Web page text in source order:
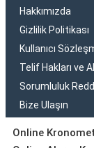
Hakkımızda
Gizlilik Politikası
Kullanıcı
Telif Hakları ve
Sorumluluk
Bize Ulaşın
Online